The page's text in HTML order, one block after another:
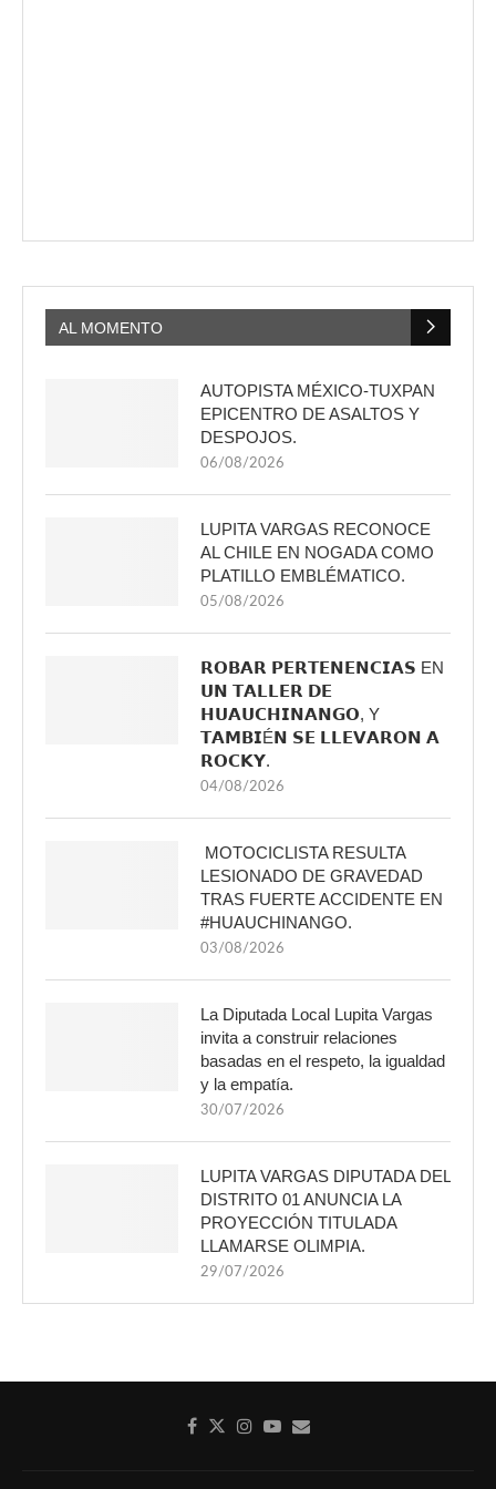
AL MOMENTO
AUTOPISTA MÉXICO-TUXPAN
EPICENTRO DE ASALTOS Y
DESPOJOS.
06/08/2026
LUPITA VARGAS RECONOCE
AL CHILE EN NOGADA COMO
PLATILLO EMBLÉMATICO.
05/08/2026
𝗥𝗢𝗕𝗔𝗥 𝗣𝗘𝗥𝗧𝗘𝗡𝗘𝗡𝗖𝗜𝗔𝗦 EN
𝗨𝗡 𝗧𝗔𝗟𝗟𝗘𝗥 𝗗𝗘
𝗛𝗨𝗔𝗨𝗖𝗛𝗜𝗡𝗔𝗡𝗚𝗢, Y
𝗧𝗔𝗠𝗕𝗜É𝗡 𝗦𝗘 𝗟𝗟𝗘𝗩𝗔𝗥𝗢𝗡 𝗔
𝗥𝗢𝗖𝗞𝗬.
04/08/2026
MOTOCICLISTA RESULTA
LESIONADO DE GRAVEDAD
TRAS FUERTE ACCIDENTE EN
#HUAUCHINANGO.
03/08/2026
La Diputada Local Lupita Vargas
invita a construir relaciones
basadas en el respeto, la igualdad
y la empatía.
30/07/2026
LUPITA VARGAS DIPUTADA DEL
DISTRITO 01 ANUNCIA LA
PROYECCIÓN TITULADA
LLAMARSE OLIMPIA.
29/07/2026